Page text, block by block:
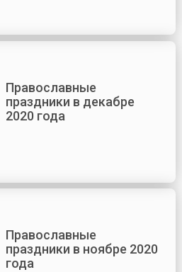
Православные
праздники в декабре
2020 года
Православные
праздники в ноябре 2020
года